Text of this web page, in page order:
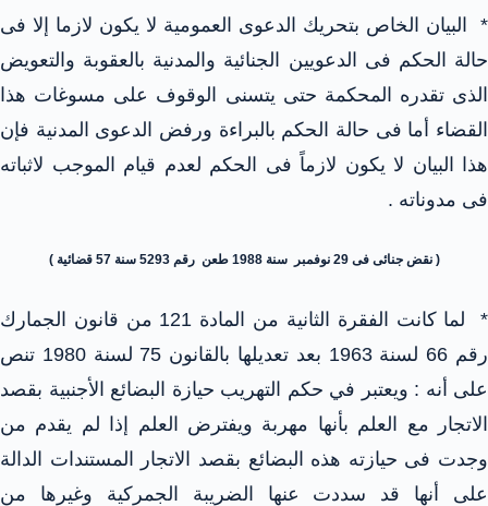
* البيان الخاص بتحريك الدعوى العمومية لا يكون لازما إلا فى
حالة الحكم فى الدعويين الجنائية والمدنية بالعقوبة والتعويض
الذى تقدره المحكمة حتى يتسنى الوقوف على مسوغات هذا
القضاء أما فى حالة الحكم بالبراءة ورفض الدعوى المدنية فإن
هذا البيان لا يكون لازماً فى الحكم لعدم قيام الموجب لاثباته
فى مدوناته .
( نقض جنائى فى 29 نوفمبر سنة 1988 طعن رقم 5293 سنة 57 قضائية )
* لما كانت الفقرة الثانية من المادة 121 من قانون الجمارك
رقم 66 لسنة 1963 بعد تعديلها بالقانون 75 لسنة 1980 تنص
على أنه : ويعتبر في حكم التهريب حيازة البضائع الأجنبية بقصد
الاتجار مع العلم بأنها مهربة ويفترض العلم إذا لم يقدم من
وجدت فى حيازته هذه البضائع بقصد الاتجار المستندات الدالة
على أنها قد سددت عنها الضريبة الجمركية وغيرها من